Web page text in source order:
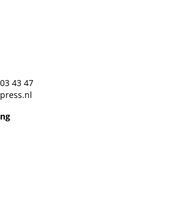
43 47